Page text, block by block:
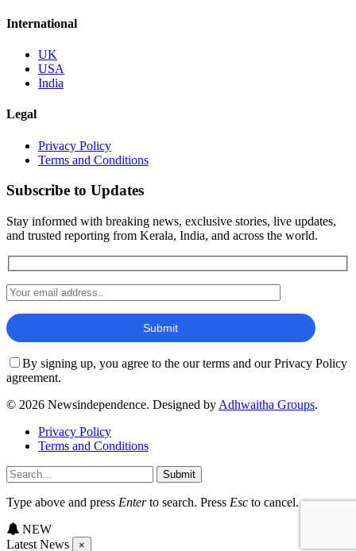
International
UK
USA
India
Legal
Privacy Policy
Terms and Conditions
Subscribe to Updates
Stay informed with breaking news, exclusive stories, live updates,
and trusted reporting from Kerala, India, and across the world.
By signing up, you agree to the our terms and our Privacy Policy
agreement.
© 2026 Newsindependence. Designed by Adhwaitha Groups.
Privacy Policy
Terms and Conditions
Submit
Type above and press Enterto search. Press Esc to cancel.
NEW
Latest News
×